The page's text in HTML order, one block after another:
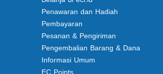
Penawaran dan Hadiah
Pembayaran
Pesanan & Pengiriman
Pengembalian Barang & Dana
Informasi Umum
EC Points